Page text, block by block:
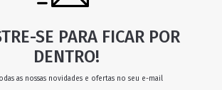
SE PARA FICAR POR
DENTRO!
as nossas novidades e ofertas no seu e-mail